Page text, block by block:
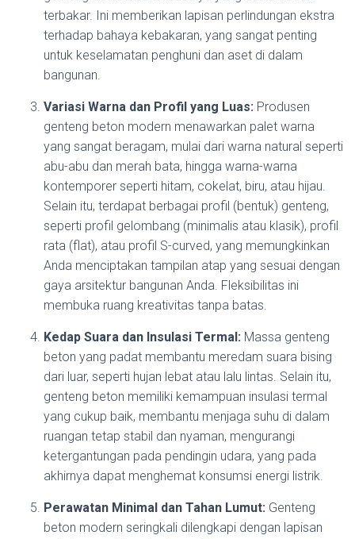
terbakar. Ini memberikan lapisan perlindungan ekstra
terhadap bahaya kebakaran, yang sangat penting
untuk keselamatan penghuni dan aset di dalam
bangunan.
Variasi Warna dan Profil yang Luas: Produsen
genteng beton modern menawarkan palet warna
yang sangat beragam, mulai dari warna natural seperti
abu-abu dan merah bata, hingga warna-warna
kontemporer seperti hitam, cokelat, biru, atau hijau.
Selain itu, terdapat berbagai profil (bentuk) genteng,
seperti profil gelombang (minimalis atau klasik), profil
rata (flat), atau profil S-curved, yang memungkinkan
Anda menciptakan tampilan atap yang sesuai dengan
gaya arsitektur bangunan Anda. Fleksibilitas ini
membuka ruang kreativitas tanpa batas.
Kedap Suara dan Insulasi Termal: Massa genteng
beton yang padat membantu meredam suara bising
dari luar, seperti hujan lebat atau lalu lintas. Selain itu,
genteng beton memiliki kemampuan insulasi termal
yang cukup baik, membantu menjaga suhu di dalam
ruangan tetap stabil dan nyaman, mengurangi
ketergantungan pada pendingin udara, yang pada
akhirnya dapat menghemat konsumsi energi listrik.
Perawatan Minimal dan Tahan Lumut: Genteng
beton modern seringkali dilengkapi dengan lapisan